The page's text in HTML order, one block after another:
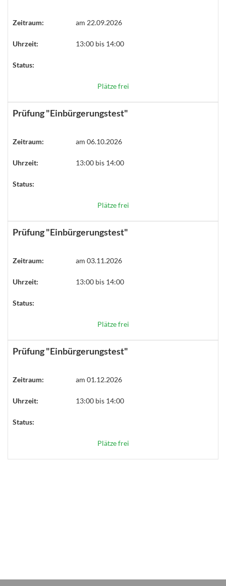
Zeitraum: am 22.09.2026
Uhrzeit: 13:00 bis 14:00
Status:
Plätze frei
Prüfung "Einbürgerungstest"
Zeitraum: am 06.10.2026
Uhrzeit: 13:00 bis 14:00
Status:
Plätze frei
Prüfung "Einbürgerungstest"
Zeitraum: am 03.11.2026
Uhrzeit: 13:00 bis 14:00
Status:
Plätze frei
Prüfung "Einbürgerungstest"
Zeitraum: am 01.12.2026
Uhrzeit: 13:00 bis 14:00
Status:
Plätze frei